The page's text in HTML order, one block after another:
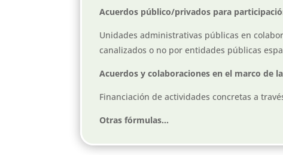
Acuerdos público/privados para
Unidades administrativas públicas en
canalizados o no por entidades públicas
Acuerdos y colaboraciones en el marco de
Financiación de actividades concretas a
Otras fórmulas…